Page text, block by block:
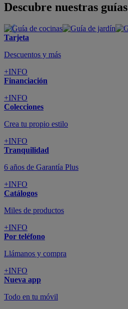
Descubre nuestras guías
Tarjeta
Descuentos y más
+INFO
Financiación
+INFO
Colecciones
Crea tu propio estilo
+INFO
Tranquilidad
6 años de Garantía Plus
+INFO
Catálogos
Miles de productos
+INFO
Por teléfono
Llámanos y compra
+INFO
Nueva app
Todo en tu móvil